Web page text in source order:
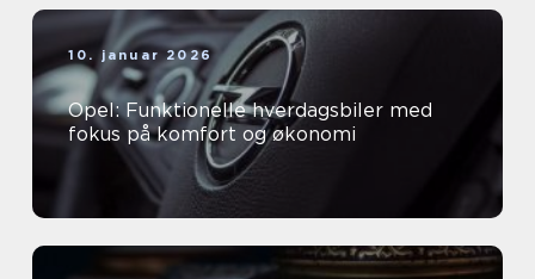
10. januar 2026
Opel: Funktionelle hverdagsbiler med
fokus på komfort og økonomi